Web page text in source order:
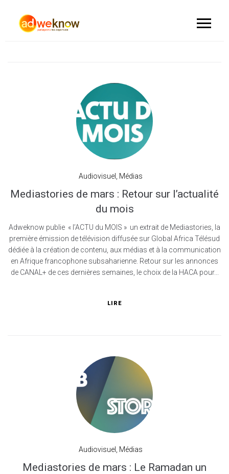
Audiovisuel Médias
Mediastories de mars : Retour sur l’actualité
du mois
Adweknow publie « l’ACTU du MOIS » un extrait de Mediastories, la
première émission de télévision diffusée sur Global Africa Télésud
dédiée à la création de contenu, aux médias et à la communication
en Afrique francophone subsaharienne. Retour sur les annonces
de CANAL+ de ces dernières semaines, le choix de la HACA pour...
LIRE
Audiovisuel Médias
Mediastories de mars : Le Ramadan un